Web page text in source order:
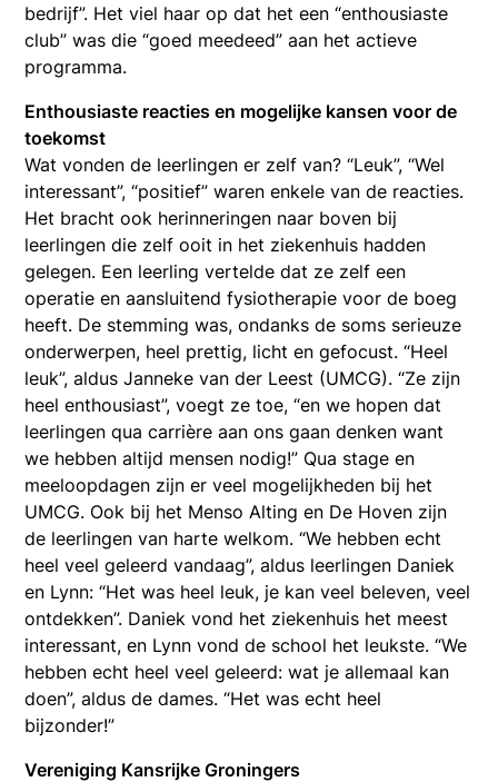
bedrijf”. Het viel haar op dat het een “enthousiaste
club” was die “goed meedeed” aan het actieve
programma.
Enthousiaste reacties en mogelijke kansen voor de
toekomst
Wat vonden de leerlingen er zelf van? “Leuk”, “Wel
interessant”, “positief” waren enkele van de reacties.
Het bracht ook herinneringen naar boven bij
leerlingen die zelf ooit in het ziekenhuis hadden
gelegen. Een leerling vertelde dat ze zelf een
operatie en aansluitend fysiotherapie voor de boeg
heeft. De stemming was, ondanks de soms serieuze
onderwerpen, heel prettig, licht en gefocust. “Heel
leuk”, aldus Janneke van der Leest (UMCG). “Ze zijn
heel enthousiast”, voegt ze toe, “en we hopen dat
leerlingen qua carrière aan ons gaan denken want
we hebben altijd mensen nodig!” Qua stage en
meeloopdagen zijn er veel mogelijkheden bij het
UMCG. Ook bij het Menso Alting en De Hoven zijn
de leerlingen van harte welkom. “We hebben echt
heel veel geleerd vandaag”, aldus leerlingen Daniek
en Lynn: “Het was heel leuk, je kan veel beleven, veel
ontdekken”. Daniek vond het ziekenhuis het meest
interessant, en Lynn vond de school het leukste. “We
hebben echt heel veel geleerd: wat je allemaal kan
doen”, aldus de dames. “Het was echt heel
bijzonder!”
Vereniging Kansrijke Groningers